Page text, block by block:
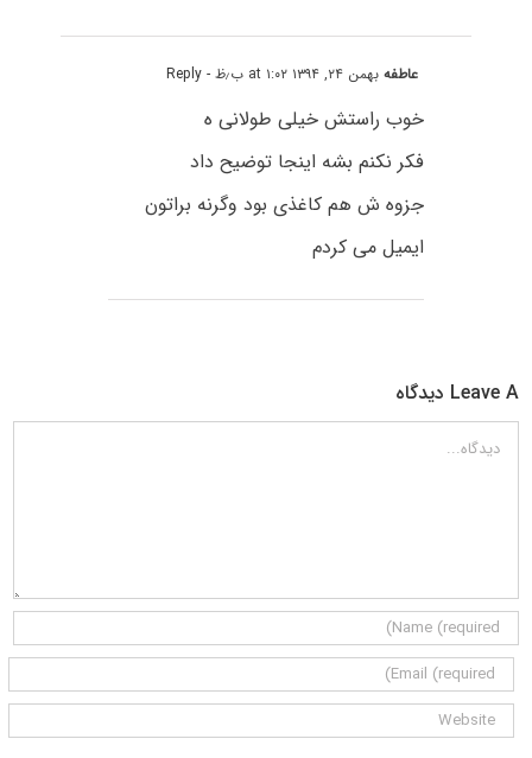
عاطفهبهمن ۲۴, ۱۳۹۴ at ۱:۰۲ ب٫ظ - Reply
خوب راستش خیلی طولانی ه
فکر نکنم بشه اینجا توضیح داد
جزوه ش هم کاغذی بود وگرنه براتون
ایمیل می کردم
Leave A دیدگاه
دیدگاه